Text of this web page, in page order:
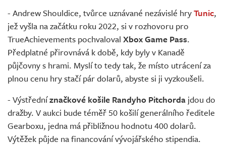
- Andrew Shouldice, tvůrce uznávané nezávislé hryTunic,
jež vyšla na začátku roku 2022, si v rozhovoru pro
TrueAchievements pochvaloval Xbox Game Pass.
Předplatné přirovnává k době, kdy byly v Kanadě
půjčovny s hrami. Myslí to tedy tak, že místo utrácení za
plnou cenu hry stačí pár dolarů, abyste si ji vyzkoušeli.
- Výstředníznačkové košile Randyho Pitchorda jdou do
dražby. V aukci bude téměř 50 košilí generálního ředitele
Gearboxu, jedna má přibližnou hodnotu 400 dolarů.
Výtěžek půjde na financování vývojářského stipendia.